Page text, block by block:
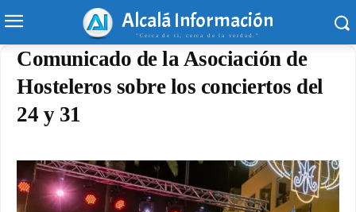
Alcalá Información
"Cerca de ti, cerca de la verdad."
Comunicado de la Asociación de
Hosteleros sobre los conciertos del
24 y 31